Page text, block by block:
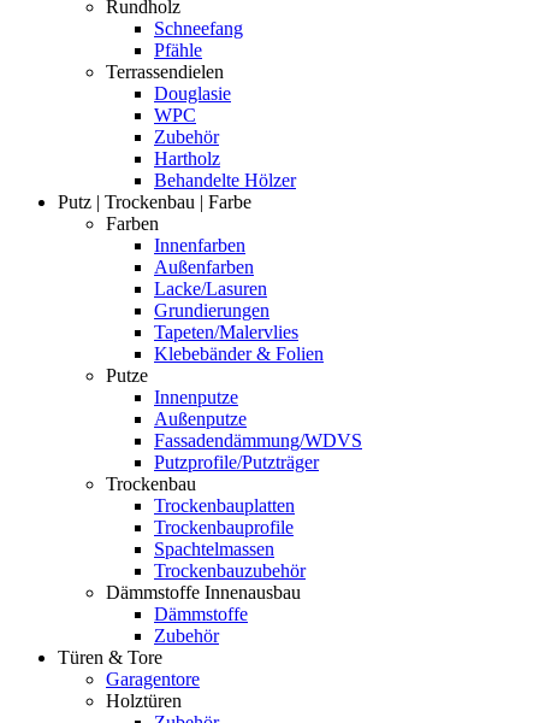
Rundholz
Schneefang
Pfähle
Terrassendielen
Douglasie
WPC
Zubehör
Hartholz
Behandelte Hölzer
Putz | Trockenbau | Farbe
Farben
Innenfarben
Außenfarben
Lacke/Lasuren
Grundierungen
Tapeten/Malervlies
Klebebänder & Folien
Putze
Innenputze
Außenputze
Fassadendämmung/WDVS
Putzprofile/Putzträger
Trockenbau
Trockenbauplatten
Trockenbauprofile
Spachtelmassen
Trockenbauzubehör
Dämmstoffe Innenausbau
Dämmstoffe
Zubehör
Türen & Tore
Garagentore
Holztüren